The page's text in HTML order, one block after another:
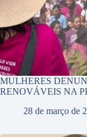
MULHERES
RENOVÁVEIS NA
28 de março de